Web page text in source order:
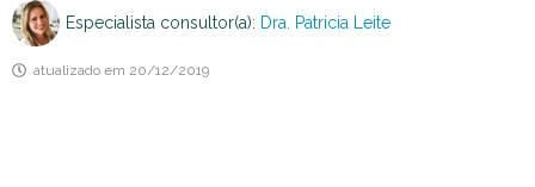
Especialista consultor(a): Dra. Patricia Leite
atualizado em 20/12/2019